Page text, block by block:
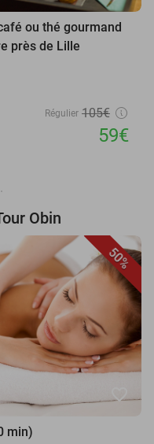
ou thé gourmand
près de Lille
Régulier 105€
59€
Obin
50%
favorite_border
min)